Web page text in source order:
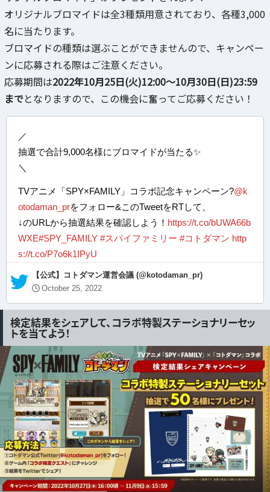
オリジナルブロマイドは全3種類用意されており、各種3,000
名に当たります。
ブロマイドの種類は選ぶことができませんので、キャンペー
ンに応募される際はご注意ください。
応募期間は2022年10月25日(火)12:00～10月30日(日)23:59
までとなりますので、この機会に奮ってご応募ください！
／
抽選で合計9,000名様にブロマイドが当たる✨
＼
TVアニメ「SPY×FAMILY」コラボ記念キャンペーン?@k
otodaman_prをフォロー&このTweetをRTして、
↓のURLから抽選結果を確認しよう！ https://t.co/bUWA66b
WXE#SPY_FAMILY #スパイファミリー #コトダマン http
s://t.co/P7o6k1IPyU
— 【公式】コトダマン運営会議 (@kotodaman_pr)
October 25, 2022
検定結果をシェアして、コラボ特製ステーショナリーセッ
トを当てよう！